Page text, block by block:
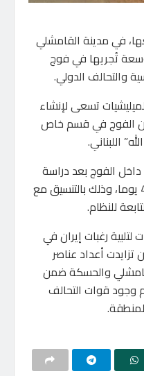
في مدينة القامشلي
تُجريها في فوج
والتحالف الدولي.
تسعى لإنشاء
الفوج في قسم خاص
اللبناني.
الفوج بعد دراسة
مخطط هندسي استمرت لنحو 40 يوما، وذلك بالتنسيق مع
للنظام.
رغبات إيران في
تزايدت أعداد عناصر
والحسكة ضمن
وجود قوات التحالف